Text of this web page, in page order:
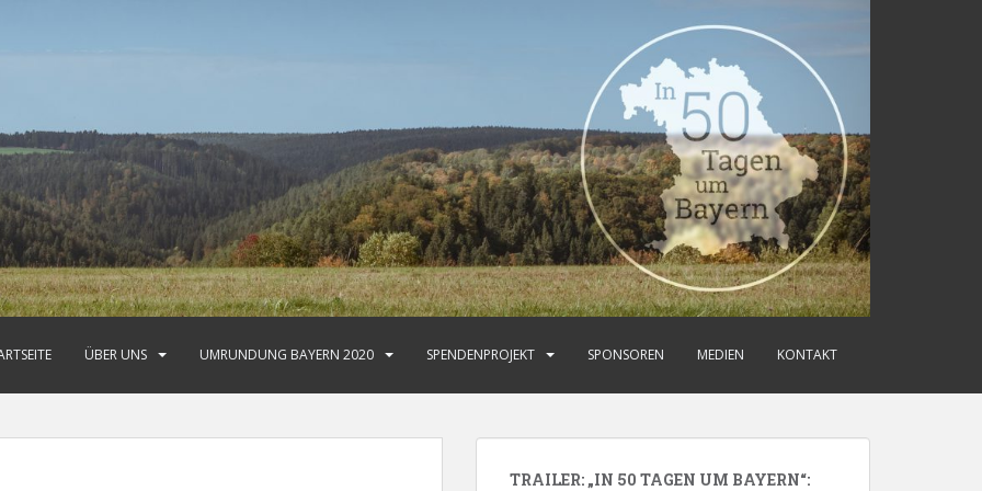
ÜBER UNS UMRUNDUNG BAYERN 2020 SPENDENPROJEKT SPONSOREN MEDIEN KONTAKT
TRAILER: „IN 50 TAGEN UM BAYERN“: